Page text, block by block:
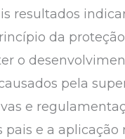
resultados
da
o
pela
e
e a aplicação